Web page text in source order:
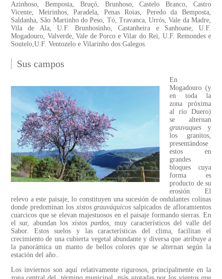
Azinhoso, Bemposta, Bruçó, Brunhoso, Castelo Branco, Castro
Vicente, Meirinhos, Paradela, Penas Roias, Peredo da Bemposta,
Saldanha, São Martinho do Peso, Tó, Travanca, Urrós, Vale da Madre,
Vila de Ala, U.F. Brunhosinho, Castanheira e Sanhoane, U.F.
Mogadouro, Valverde, Vale de Porco e Vilar do Rei, U.F. Remondes e
Soutelo,U.F. Ventozelo e Vilarinho dos Galegos.
Sus campos
En
Mogadouro (y
en toda la
zona próxima
al río Duero)
se alternan
grauvaques y
los granitos,
presentándose
estos en
grandes
bloques cuya
forma es
producto de su
erosión. El
relevo a este paisaje, lo constituyen una sucesión de ondulantes colinas
donde predominan los xistos grauváquicos salpicados de afloramientos
cuarcicos que se elevan majestuosos en el paisaje formando sierras. En
el sur, abundan los xistos pardos, muy característicos del valle del
Sabor. Estos suelos y las características del clima, facilitan el
crecimiento de una cubierta vegetal abundante y diversa que atribuye a
la panorámica un manto de bellos colores que se alternan según la
estación del año..
Los inviernos son aquí relativamente rigurosos, principalmente en la